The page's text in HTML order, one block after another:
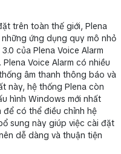
trên toàn thế giới, Plena
ứng dụng quy mô nhỏ
của Plena Voice Alarm
Voice Alarm có nhiều
âm thanh thông báo và
này, hệ thống Plena còn
hình Windows mới nhất
để có thể điều chỉnh hệ
sung này giúp việc cài đặt
dễ dàng và thuận tiện